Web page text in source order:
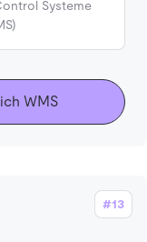
Systeme
WMS
#13